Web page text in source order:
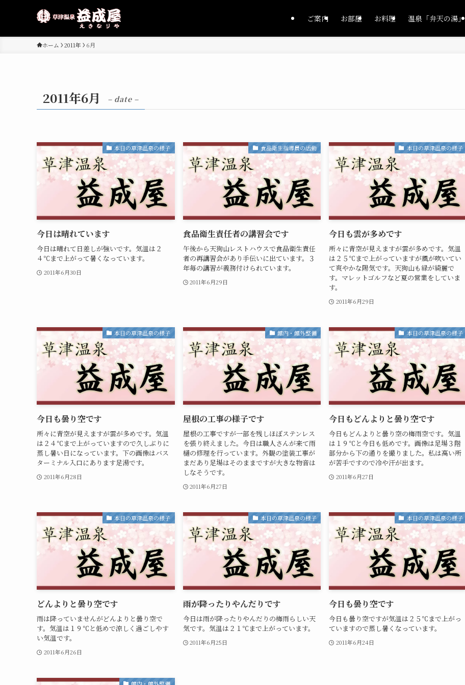
ご案内 お部屋 お料理 温泉「弁天の湯」
ホーム 2011年 6月
2011年6月 – date –
本日の草津温泉の様子
今日は晴れています
今日は晴れて日差しが強いです。気温は２
４℃まで上がって暑くなっています。
2011年6月30日
食品衛生指導員の活動
食品衛生責任者の講習会です
午後から天狗山レストハウスで食品衛生責任
者の再講習会があり手伝いに出ています。３
年毎の講習が義務付けられています。
2011年6月29日
本日の草津温泉の様子
今日も雲が多めです
所々に青空が見えますが雲が多めです。気温
は２５℃まで上がっていますが風が吹いてい
て爽やかな陽気です。天狗山も緑が綺麗で
す。マレットゴルフなど夏の営業をしていま
す。
2011年6月29日
本日の草津温泉の様子
今日も曇り空です
所々に青空が見えますが雲が多めです。気温
は２４℃まで上がっていますので久しぶりに
蒸し暑い日になっています。下の画像はバス
ターミナル入口にあります足湯です。
2011年6月28日
館内・館外整備
屋根の工事の様子です
屋根の工事ですが一部を残しほぼステンレス
を張り終えました。今日は職人さんが来て雨
樋の修理を行っています。外観の塗装工事が
まだあり足場はそのままですが大きな物音は
しなそうです。
2011年6月27日
本日の草津温泉の様子
今日もどんよりと曇り空です
今日もどんよりと曇り空の梅雨空です。気温
は１９℃と今日も低めです。画像は足場３階
部分から下の通りを撮りました。私は高い所
が苦手ですので冷や汗が出ます。
2011年6月27日
本日の草津温泉の様子
どんよりと曇り空です
雨は降っていませんがどんよりと曇り空で
す。気温は１９℃と低めで涼しく過ごしやす
い気温です。
2011年6月26日
本日の草津温泉の様子
雨が降ったりやんだりです
今日は雨が降ったりやんだりの梅雨らしい天
気です。気温は２１℃まで上がっています。
2011年6月25日
本日の草津温泉の様子
今日も曇り空です
今日も曇り空ですが気温は２５℃まで上がっ
ていますので蒸し暑くなっています。
2011年6月24日